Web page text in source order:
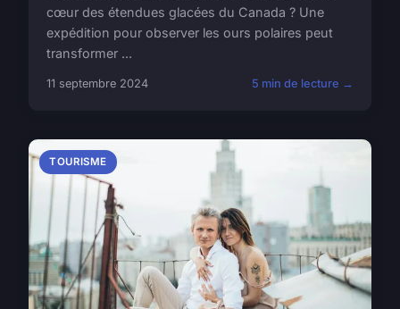
cœur des étendues glacées du Canada ? Une
expédition pour observer les ours polaires peut
transformer ...
11 septembre 2024 5 min de lecture →
TOURISME